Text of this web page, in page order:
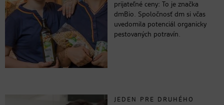
prijateľné ceny: To je značka
dmBio. Spoločnosť dm si včas
uvedomila potenciál organicky
pestovaných potravín.
JEDEN PRE DRUHÉHO